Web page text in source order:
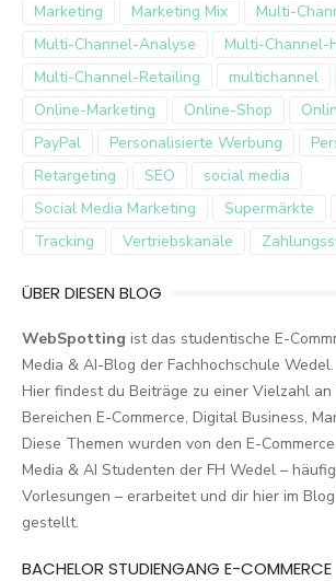
Marketing
Marketing Mix
Multi-
Multi-Channel-Analyse
Multi-Channel-
Multi-Channel-Retailing
multichannel
Online-Marketing
Online-Shop
PayPal
Personalisierte Werbung
Retargeting
SEO
social media
Social Media Marketing
Supermärkte
Tracking
Vertriebskanäle
ÜBER DIESEN BLOG
WebSpotting ist das studentische E-
Media & AI-Blog der Fachhochschule Wedel.
Hier findest du Beiträge zu einer Vielzahl
Bereichen E-Commerce, Digital Business,
Diese Themen wurden von den E-
Media & AI Studenten der FH Wedel –
Vorlesungen – erarbeitet und dir hier im
gestellt.
BACHELOR STUDIENGANG E-COMMERCE